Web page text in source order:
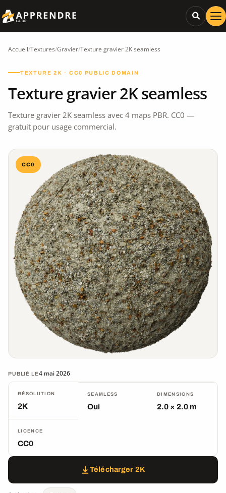
Accueil/Textures/Gravier/Texture gravier 2K seamless
TEXTURE 2K · CC0 PUBLIC DOMAIN
Texture gravier 2K seamless
Texture gravier 2K seamless avec 4 maps PBR. CC0 —
gratuit pour usage commercial.
CC0
PUBLIÉ LE4 mai 2026
RÉSOLUTION
2K
SEAMLESS
Oui
DIMENSIONS
2.0 × 2.0 m
LICENCE
CC0
Télécharger 2K